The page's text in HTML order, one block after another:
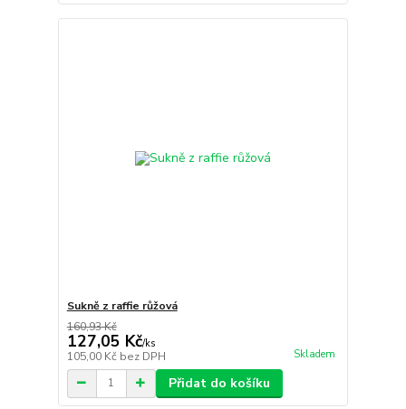
Sukně z raffie růžová
160,93 Kč
127,05 Kč/ks
105,00 Kč bez DPH Skladem
Přidat do košíku